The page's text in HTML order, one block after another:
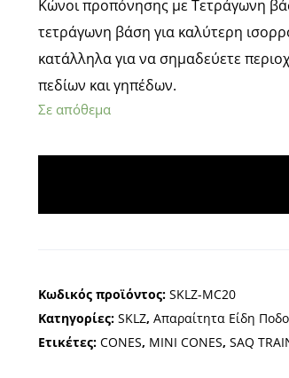
Κώνοι προπόνησης με Τετράγωνη
τετράγωνη βάση για καλύτερη
κατάλληλα για να σημαδεύετε
πεδίων και γηπέδων.
Σε απόθεμα
e
r
a
Κωδικός προϊόντος:SKLZ-MC20
Κατηγορίες:SKLZ,Απαραίτητα Είδη
Ετικέτες:CONES, MINI CONES,SAQ